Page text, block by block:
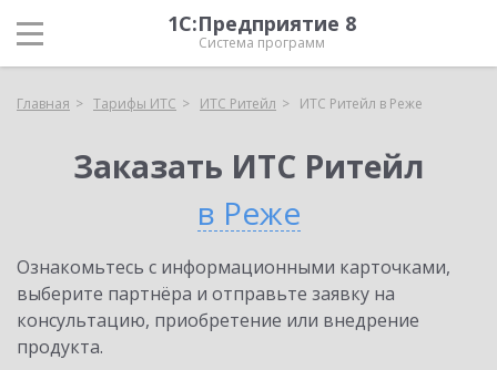
1С:Предприятие 8
Система программ
Главная Тарифы ИТС ИТС Ритейл ИТС Ритейл в Реже
Заказать ИТС Ритейл
в Реже
Ознакомьтесь с информационными карточками,
выберите партнёра и отправьте заявку на
консультацию, приобретение или внедрение
продукта.